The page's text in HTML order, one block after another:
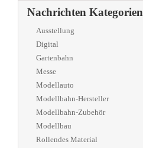
Nachrichten Kategorien
Ausstellung
Digital
Gartenbahn
Messe
Modellauto
Modellbahn-Hersteller
Modellbahn-Zubehör
Modellbau
Rollendes Material